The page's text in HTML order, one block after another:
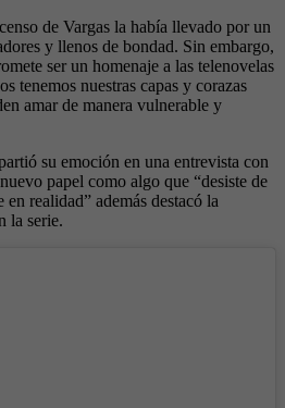
de Vargas la había llevado por un
y llenos de bondad. Sin embargo,
ser un homenaje a las telenovelas
tenemos nuestras capas y corazas
amar de manera vulnerable y
su emoción en una entrevista con
papel como algo que “desiste de
realidad” además destacó la
la serie.